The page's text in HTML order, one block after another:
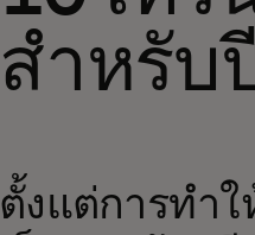
สำหรับ
ตั้งแต่การทำใ